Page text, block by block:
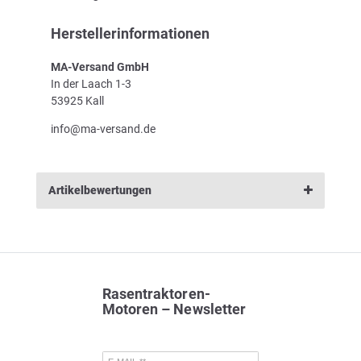
Herstellerinformationen
MA-Versand GmbH
In der Laach 1-3
53925 Kall
info@ma-versand.de
Artikelbewertungen
Rasentraktoren-
Motoren – Newsletter